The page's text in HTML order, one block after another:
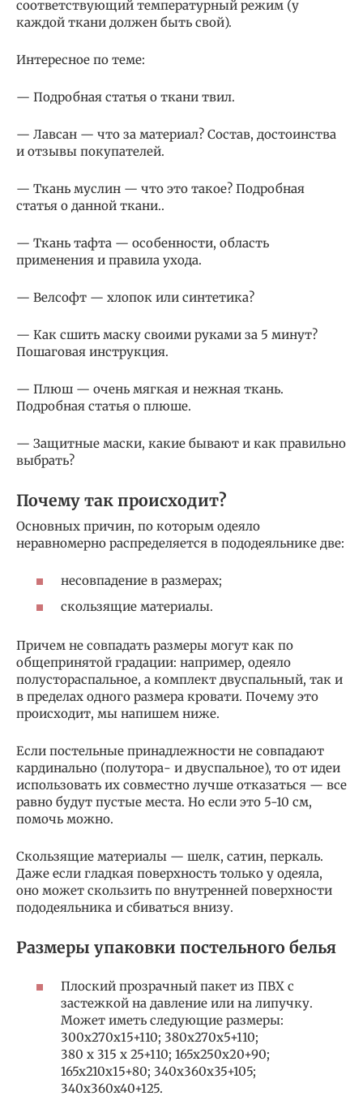
соответствующий температурный режим (у
каждой ткани должен быть свой).
Интересное по теме:
— Подробная статья о ткани твил.
— Лавсан — что за материал? Состав, достоинства
и отзывы покупателей.
— Ткань муслин — что это такое? Подробная
статья о данной ткани..
— Ткань тафта — особенности, область
применения и правила ухода.
— Велсофт — хлопок или синтетика?
— Как сшить маску своими руками за 5 минут?
Пошаговая инструкция.
— Плюш — очень мягкая и нежная ткань.
Подробная статья о плюше.
— Защитные маски, какие бывают и как правильно
выбрать?
Почему так происходит?
Основных причин, по которым одеяло
неравномерно распределяется в пододеяльнике две:
несовпадение в размерах;
скользящие материалы.
Причем не совпадать размеры могут как по
общепринятой градации: например, одеяло
полустораспальное, а комплект двуспальный, так и
в пределах одного размера кровати. Почему это
происходит, мы напишем ниже.
Если постельные принадлежности не совпадают
кардинально (полутора- и двуспальное), то от идеи
использовать их совместно лучше отказаться — все
равно будут пустые места. Но если это 5-10 см,
помочь можно.
Скользящие материалы — шелк, сатин, перкаль.
Даже если гладкая поверхность только у одеяла,
оно может скользить по внутренней поверхности
пододеяльника и сбиваться внизу.
Размеры упаковки постельного белья
Плоский прозрачный пакет из ПВХ с
застежкой на давление или на липучку.
Может иметь следующие размеры:
300х270х15+110; 380x270x5+110;
380 x 315 x 25+110; 165x250x20+90;
165x210x15+80; 340x360x35+105;
340x360x40+125.